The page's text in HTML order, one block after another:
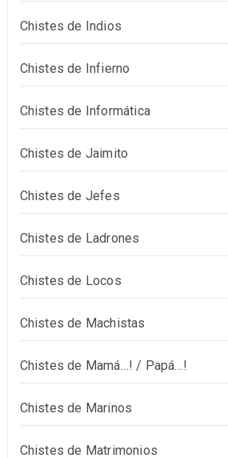
Chistes de Indios
Chistes de Infierno
Chistes de Informática
Chistes de Jaimito
Chistes de Jefes
Chistes de Ladrones
Chistes de Locos
Chistes de Machistas
Chistes de Mamá…! / Papá…!
Chistes de Marinos
Chistes de Matrimonios